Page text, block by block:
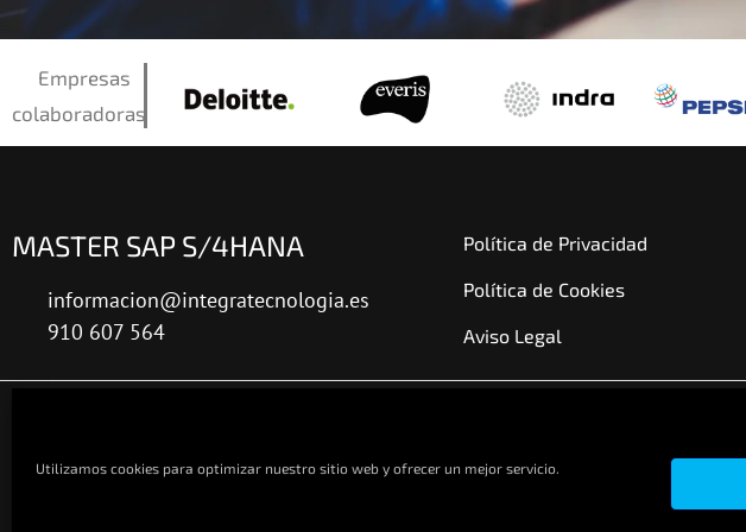
Utilizamos cookies para optimizar nuestro sitio web y ofrecer un mejor servicio.
Empresas
colaboradoras
MASTER SAP S/4HANA
informacion@integratecnologia.es
910 607 564
Política de Privacidad
Política de Cookies
Aviso Legal